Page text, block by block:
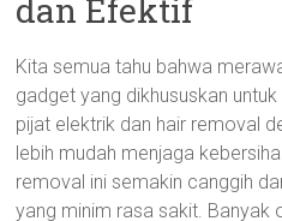
dan Efektif
Kita semua tahu bahwa
gadget yang dikhususkan
pijat elektrik dan hair removal
lebih mudah menjaga
removal ini semakin canggih
yang minim rasa sakit. Banyak